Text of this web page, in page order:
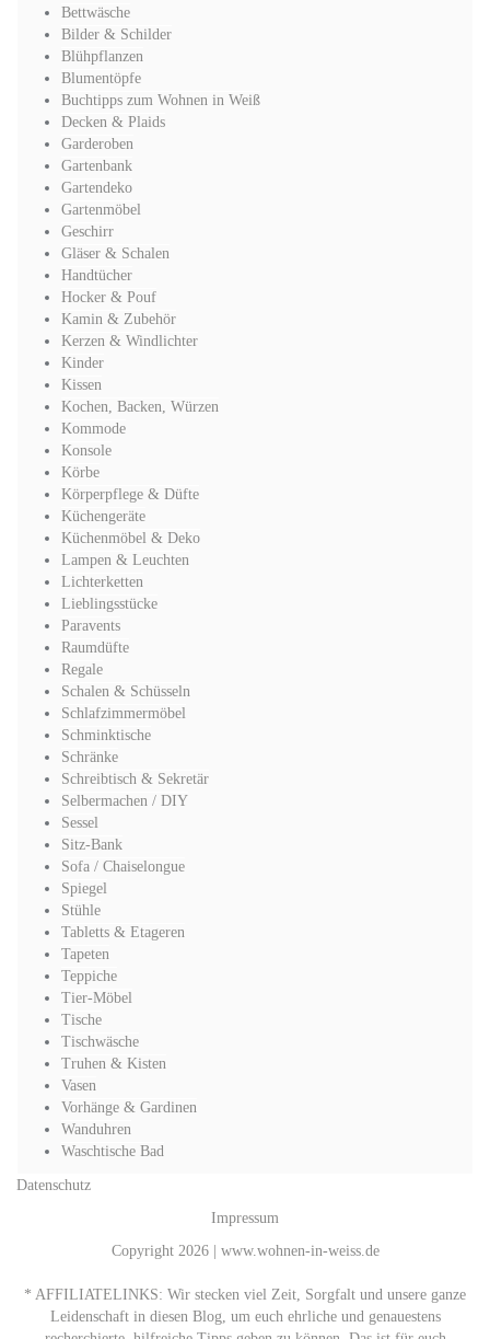
Bettwäsche
Bilder & Schilder
Blühpflanzen
Blumentöpfe
Buchtipps zum Wohnen in Weiß
Decken & Plaids
Garderoben
Gartenbank
Gartendeko
Gartenmöbel
Geschirr
Gläser & Schalen
Handtücher
Hocker & Pouf
Kamin & Zubehör
Kerzen & Windlichter
Kinder
Kissen
Kochen, Backen, Würzen
Kommode
Konsole
Körbe
Körperpflege & Düfte
Küchengeräte
Küchenmöbel & Deko
Lampen & Leuchten
Lichterketten
Lieblingsstücke
Paravents
Raumdüfte
Regale
Schalen & Schüsseln
Schlafzimmermöbel
Schminktische
Schränke
Schreibtisch & Sekretär
Selbermachen / DIY
Sessel
Sitz-Bank
Sofa / Chaiselongue
Spiegel
Stühle
Tabletts & Etageren
Tapeten
Teppiche
Tier-Möbel
Tische
Tischwäsche
Truhen & Kisten
Vasen
Vorhänge & Gardinen
Wanduhren
Waschtische Bad
Datenschutz
Impressum
Copyright 2026 | www.wohnen-in-weiss.de
* AFFILIATELINKS: Wir stecken viel Zeit, Sorgfalt und unsere ganze
Leidenschaft in diesen Blog, um euch ehrliche und genauestens